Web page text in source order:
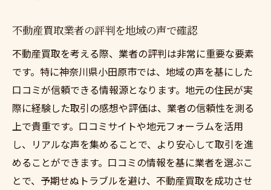
不動産買取業者の評判を地域の声で確認
不動産買取を考える際、業者の評判は非常に重要な要素
です。特に神奈川県小田原市では、地域の声を基にした
口コミが信頼できる情報源となります。地元の住民が実
際に経験した取引の感想や評価は、業者の信頼性を測る
上で貴重です。口コミサイトや地元フォーラムを活用
し、リアルな声を集めることで、より安心して取引を進
めることができます。口コミの情報を基に業者を選ぶこ
とで、予期せぬトラブルを避け、不動産買取を成功させ